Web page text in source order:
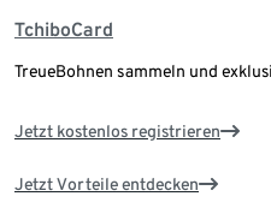
TchiboCard
TreueBohnen sammeln und
Jetzt kostenlos registrieren
Jetzt Vorteile entdecken